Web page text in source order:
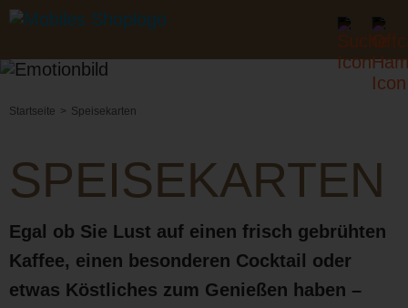
Startseite Speisekarten
SPEISEKARTEN
Egal ob Sie Lust auf einen frisch gebrühten
Kaffee, einen besonderen Cocktail oder
etwas Köstliches zum Genießen haben –